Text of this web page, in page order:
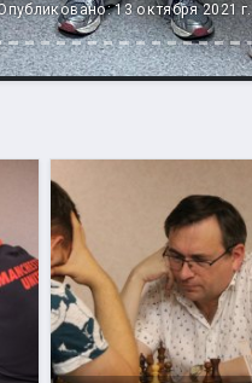
13 октября 2021 г.